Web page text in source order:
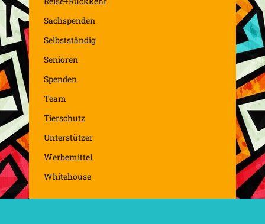
Sachspenden
Selbstständig
Senioren
Spenden
Team
Tierschutz
Unterstützer
Werbemittel
Whitehouse